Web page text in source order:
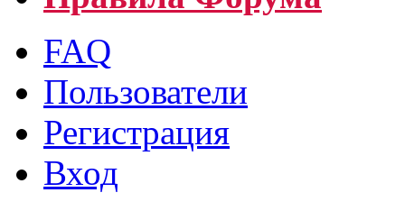
FAQ
Пользователи
Регистрация
Вход